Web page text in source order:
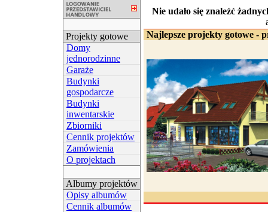
Projekty gotowe
Domy
jednorodzinne
Garaże
Budynki
gospodarcze
Budynki
inwentarskie
Zbiorniki
Cennik projektów
Zamówienia
O projektach
Albumy projektów
Opisy albumów
Cennik albumów
Nie udało się znaleźć
Najlepsze projekty gotowe -